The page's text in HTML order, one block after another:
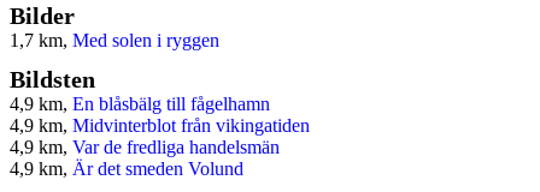
Bilder
1,7 km, Med solen i ryggen
Bildsten
4,9 km, En blåsbälg till fågelhamn
4,9 km, Midvinterblot från vikingatiden
4,9 km, Var de fredliga handelsmän
4,9 km, Är det smeden Volund